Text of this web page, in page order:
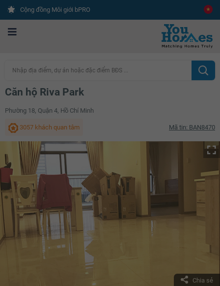
Cộng đồng Môi giới bPRO
Nhập địa điểm, dự án hoặc đặc điểm BĐS ...
Căn hộ Riva Park
Phường 18, Quận 4, Hồ Chí Minh
3057 khách quan tâm Mã tin: BAN8470
Chia sẻ